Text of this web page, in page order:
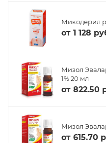
Микодерил
от 1 128
Мизол
1% 20 мл
от 822.50
Мизол
от 615.70